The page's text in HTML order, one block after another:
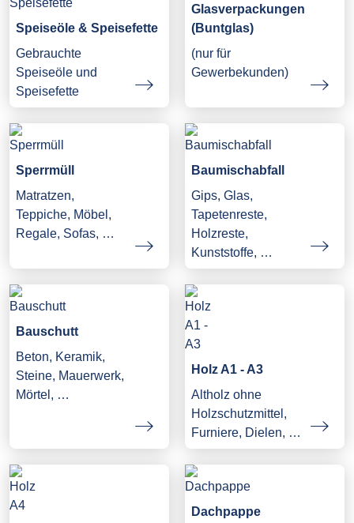
Speiseöle & Speisefette
Gebrauchte
Speiseöle und
Speisefette
Glasverpackungen
(Buntglas)
(nur für
Gewerbekunden)
Sperrmüll
Matratzen,
Teppiche, Möbel,
Regale, Sofas, …
Baumischabfall
Gips, Glas,
Tapetenreste,
Holzreste,
Kunststoffe, …
Bauschutt
Beton, Keramik,
Steine, Mauerwerk,
Mörtel, …
Holz A1 - A3
Altholz ohne
Holzschutzmittel,
Furniere, Dielen, …
Dachpappe